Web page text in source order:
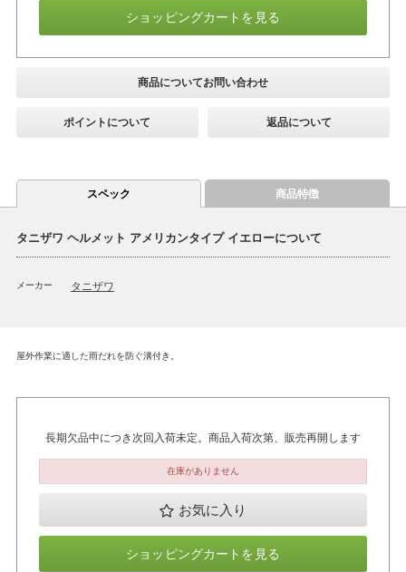
ショッピングカートを見る
商品についてお問い合わせ
ポイントについて 返品について
スペック 商品特徴
タニザワ ヘルメット アメリカンタイプ イエローについて
メーカー タニザワ
屋外作業に適した雨だれを防ぐ溝付き。
長期欠品中につき次回入荷未定。商品入荷次第、販売再開します
在庫がありません
お気に入り
ショッピングカートを見る